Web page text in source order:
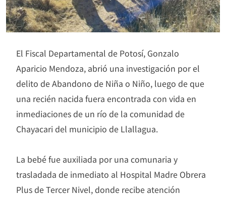
El Fiscal Departamental de Potosí, Gonzalo
Aparicio Mendoza, abrió una investigación por el
delito de Abandono de Niña o Niño, luego de que
una recién nacida fuera encontrada con vida en
inmediaciones de un río de la comunidad de
Chayacari del municipio de Llallagua.
La bebé fue auxiliada por una comunaria y
trasladada de inmediato al Hospital Madre Obrera
Plus de Tercer Nivel, donde recibe atención